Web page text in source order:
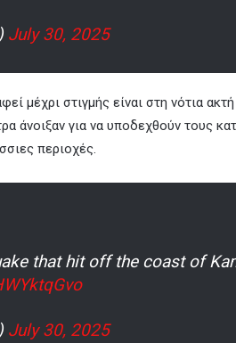
July 30, 2025
μέχρι στιγμής είναι στη νότια
άνοιξαν για να υποδεχθούν τους
περιοχές.
that hit off the coast of
July 30, 2025